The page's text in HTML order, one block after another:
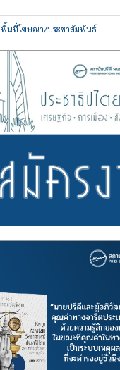
พื้นที่โฆษณา/ประชาสัมพันธ์